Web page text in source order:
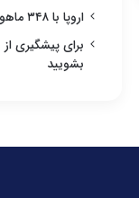
اروپا با ۳۴۸ ماهواره به جنگ انحصار استارلینک می‌رود
برای پیشگیری
بشویید